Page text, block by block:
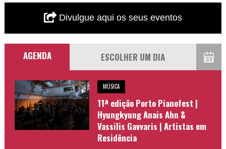
Divulgue aqui os seus eventos
AGENDA
MÚSICA
11ª edição Porto Pianofest |
Hyungkyung Anais Ahn &
Vassilis Gavvaris | Artistas em
Residência